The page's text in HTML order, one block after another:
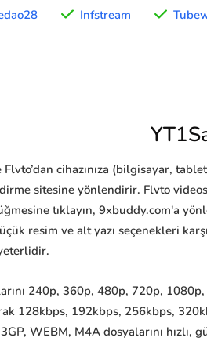
Infstream
Flvto’dan cihazınıza (bilgisayar,
sitesine yönlendirir. Flvto
tıklayın, 9xbuddy.com'a
resim ve alt yazı seçenekleri
240p, 360p, 480p, 720p,
128kbps, 192kbps, 256kbps,
WEBM, M4A dosyalarını hızlı,